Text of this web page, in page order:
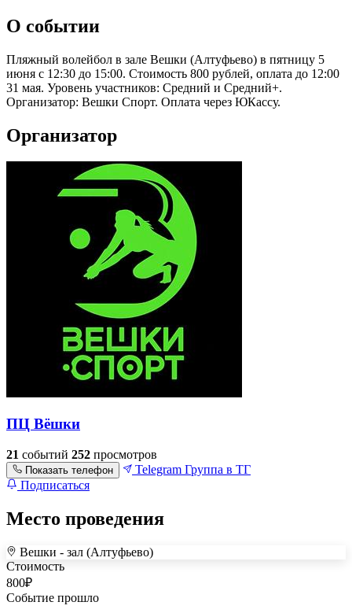
О событии
Пляжный волейбол в зале Вешки (Алтуфьево) в пятницу 5
июня с 12:30 до 15:00. Стоимость 800 рублей, оплата до 12:00
31 мая. Уровень участников: Средний и Средний+.
Организатор: Вешки Спорт. Оплата через ЮКассу.
Организатор
ПЦ Вёшки
21 событий 252 просмотров
Показать телефон Telegram Группа в ТГ
Подписаться
Место проведения
+
–
Вешки - зал (Алтуфьево)
Стоимость
800₽
Событие прошло